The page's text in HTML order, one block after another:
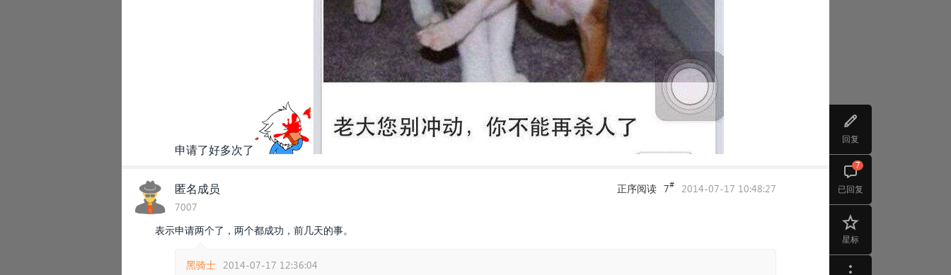
回复
已回复
7
星标
申请了好多次了
匿名成员
7007
正序阅读 7# 2014-07-17 10:48:27
表示申请两个了，两个都成功，前几天的事。
黑骑士 2014-07-17 12:36:04